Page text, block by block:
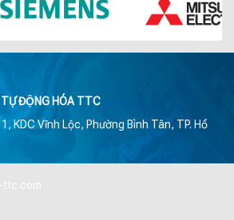
ĐỘNG HÓA TTC
KDC Vĩnh Lộc, Phường Bình Tân, TP. Hồ
ttc.com